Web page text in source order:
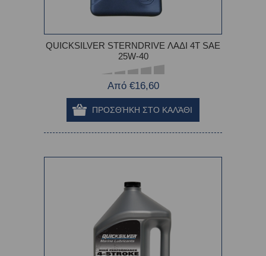
QUICKSILVER STERNDRIVE ΛΑΔΙ 4Τ SAE
25W-40
Από €16,60